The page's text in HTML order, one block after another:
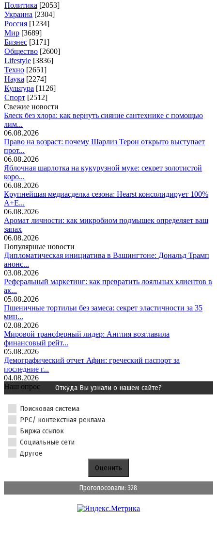
Политика [2053]
Украина [2304]
Россия [1234]
Мир [3689]
Бизнес [3171]
Общество [2600]
Lifestyle [3836]
Техно [2651]
Наука [2274]
Культура [1126]
Спорт [2512]
Свежие новости
Блеск без хлора: как вернуть сияние сантехнике с помощью
лим...
06.08.2026
Право на возраст: почему Шарлиз Терон открыто выступает
прот...
06.08.2026
Яблочная шарлотка на кукурузной муке: секрет золотистой
коро...
06.08.2026
Крупнейшая медиасделка сезона: Hearst консолидирует 100%
A+E...
06.08.2026
Аромат личности: как микробиом подмышек определяет ваш
запах
06.08.2026
Популярные новости
Дипломатическая инициатива в Вашингтоне: Дональд Трамп
анонс...
03.08.2026
Реферальный маркетинг: как превратить лояльных клиентов в
ак...
05.08.2026
Пшеничные тортильи без замеса: секрет эластичности за 35
мин...
02.08.2026
Мировой трансферный лидер: Англия возглавила
финансовый рейт...
05.08.2026
Демографический отчет Афин: греческий паспорт за
последние г...
04.08.2026
Наш опрос
Откуда Вы узнали о нашем сайте?
Поисковая система
PPC/ контекстная реклама
Биржа ссылок
Социальные сети
Другое
Проголосовали: 328